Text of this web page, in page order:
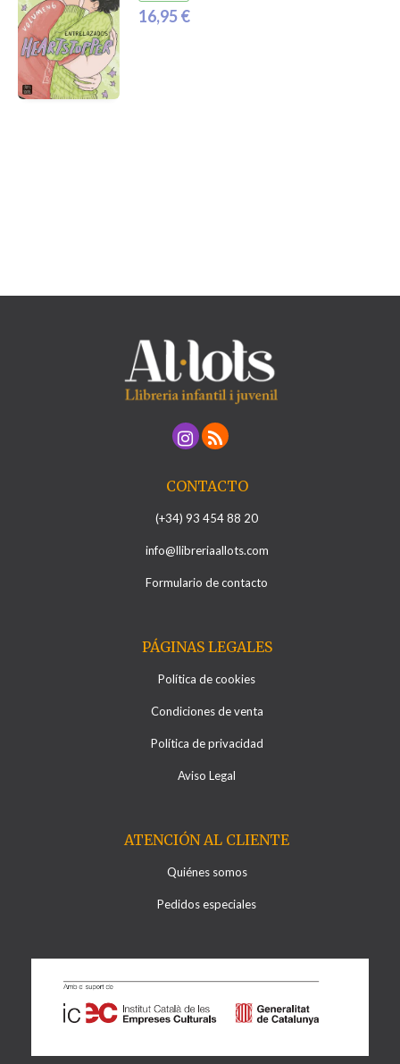
16,95 €
CONTACTO
(+34) 93 454 88 20
info@llibreriaallots.com
Formulario de contacto
PÁGINAS LEGALES
Política de cookies
Condiciones de venta
Política de privacidad
Aviso Legal
ATENCIÓN AL CLIENTE
Quiénes somos
Pedidos especiales